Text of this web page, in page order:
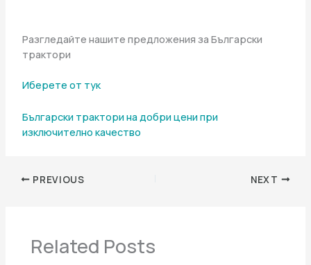
Разгледайте нашите предложения за Български
трактори
Иберете от тук
Български трактори на добри цени при
изключително качество
PREVIOUS NEXT
Related Posts